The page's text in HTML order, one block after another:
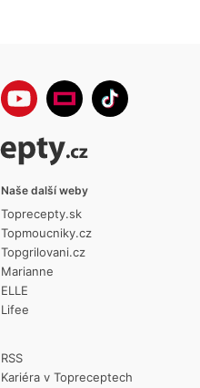
RSS
Kariéra v Topreceptech
Naše další weby
Toprecepty.sk
Topmoucniky.cz
Topgrilovani.cz
Marianne
ELLE
Lifee